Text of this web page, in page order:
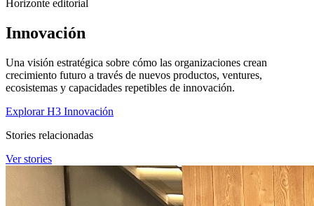
Horizonte editorial
Innovación
Una visión estratégica sobre cómo las organizaciones crean
crecimiento futuro a través de nuevos productos, ventures,
ecosistemas y capacidades repetibles de innovación.
Explorar H3 Innovación
Stories relacionadas
Ver stories